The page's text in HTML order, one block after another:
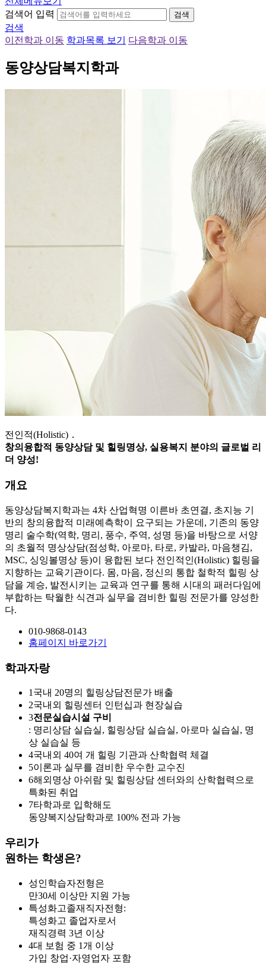
검색어 입력
검색
검색
이전학과 이동 학과목록 보기 다음학과 이동
동양상담복지학과
전인적(Holistic) ․
창의융합적 동양상담 및 힐링명상, 실용복지 분야의 글로벌 리
더 양성!
개요
동양상담복지학과는 4차 산업혁명 이른바 초연결, 초지능 기
반의 창의융합적 미래예측학이 요구되는 가운데, 기존의 동양
명리 술수학(역학, 명리, 풍수, 주역, 성명 등)을 바탕으로 서양
의 초월적 명상상담(점성학, 아로마, 타로, 카발라, 마음챙김,
MSC, 싱잉볼명상 등)이 융합된 보다 전인적인(Holistic) 힐링을
지향하는 교육기관이다. 몸, 마음, 정신의 통합 철학적 힐링 상
담을 계승, 발전시키는 교육과 연구를 통해 시대의 패러다임에
부합하는 탁월한 식견과 실무을 겸비한 힐링 전문가를 양성한
다.
010-9868-0143
홈페이지 바로가기
학과자랑
1 국내 20명의 힐링상담전문가 배출
2국내외 힐링센터 인턴십과 현장실습
3전문실습시설 구비
: 명리상담 실습실, 힐링상담 실습실, 아로마 실습실, 명
상 실습실 등
4국내외 40여 개 힐링 기관과 산학협력 체결
5이론과 실무를 겸비한 우수한 교수진
6해외명상 아쉬람 및 힐링상담 센터와의 산학협력으로
특화된 취업
7타학과로 입학해도
동양복지상담학과로 100% 전과 가능
우리가
원하는 학생은?
성인학습자전형은
만30세 이상만 지원 가능
특성화고졸재직자전형:
특성화고 졸업자로서
재직경력 3년 이상
4대 보험 중 1개 이상
가입 창업·자영업자 포함